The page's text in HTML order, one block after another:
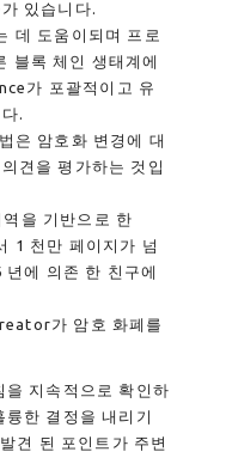
있습니다.
데 도움이되며 프로
블록 체인 생태계에
가 포괄적이고 유
.
은 암호화 변경에 대
견을 평가하는 것입
을 기반으로 한
1 천만 페이지가 넘
에 의존 한 친구에
가 암호 화폐를
을 지속적으로 확인하
한 결정을 내리기
견 된 포인트가 주변